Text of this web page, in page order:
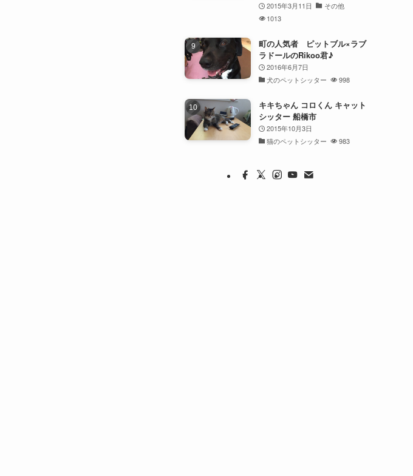
2015年3月11日
その他
1013
町の人気者 ピットブル×ラブ
ラドールのRikoo君♪
2016年6月7日
犬のペットシッター
998
キキちゃん コロくん キャット
シッター 船橋市
2015年10月3日
猫のペットシッター
983